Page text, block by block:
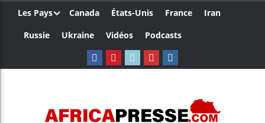
Les Pays Canada États-Unis France
Iran
Russie
Ukraine Vidéos Podcasts